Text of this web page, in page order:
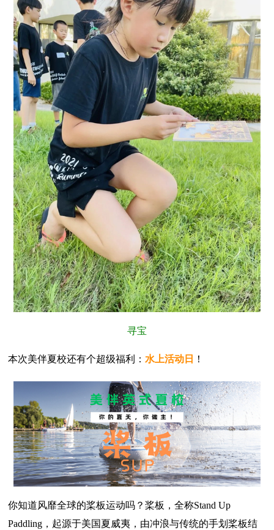
寻宝
本次美伴夏校还有个超级福利： 水上活动日 ！
你知道风靡全球的桨板运动吗？桨板，全称Stand Up
Paddling，起源于美国夏威夷，由冲浪与传统的手划桨板结